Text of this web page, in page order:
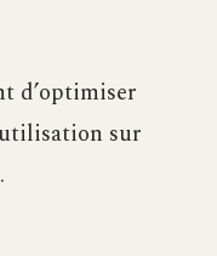
d’optimiser
sur